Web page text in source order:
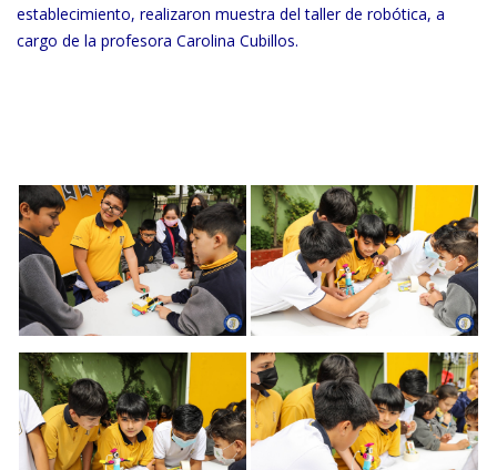
establecimiento, realizaron muestra del taller de robótica, a
cargo de la profesora Carolina Cubillos.